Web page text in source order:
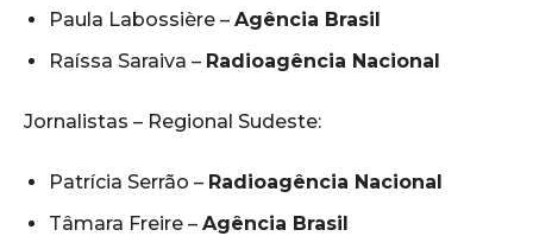
Paula Labossière – Agência Brasil
Raíssa Saraiva – Radioagência Nacional
Jornalistas – Regional Sudeste:
Patrícia Serrão – Radioagência Nacional
Tâmara Freire – Agência Brasil